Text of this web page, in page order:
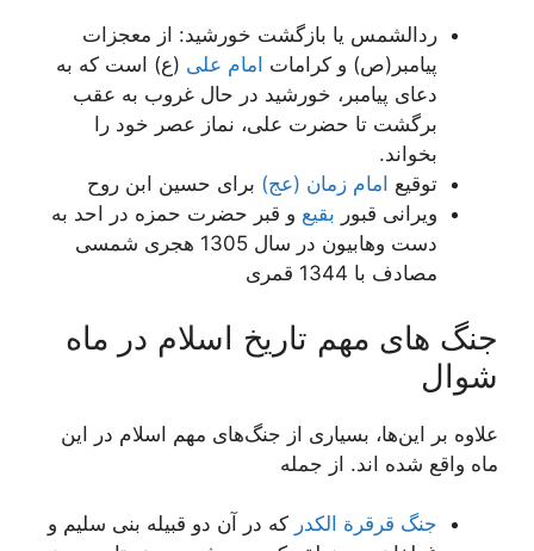
ردالشمس یا بازگشت خورشید: از معجزات
پیامبر(ص) و کرامات امام علی (ع) است که به
دعای پیامبر، خورشید در حال غروب به عقب
برگشت تا حضرت علی، نماز عصر خود را
بخواند.
توقیع امام زمان (عج) برای حسین ابن روح
ویرانی قبور بقیع و قبر حضرت حمزه در احد به
دست وهابیون در سال 1305 هجری شمسی
مصادف با 1344 قمری
جنگ های مهم تاریخ اسلام در ماه
شوال
علاوه بر این‌ها، بسیاری از جنگ‌های مهم اسلام در این
ماه واقع شده اند. از جمله
جنگ قرقرة الکدر که در آن دو قبیله بنی سلیم و